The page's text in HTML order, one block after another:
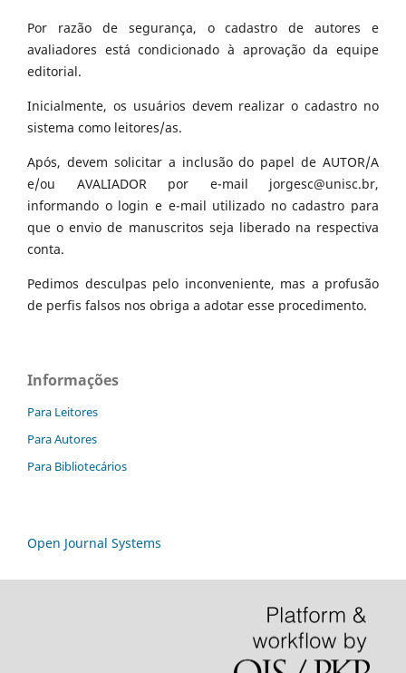
Por razão de segurança, o cadastro de autores e
avaliadores está condicionado à aprovação da equipe
editorial.
Inicialmente, os usuários devem realizar o cadastro no
sistema como leitores/as.
Após, devem solicitar a inclusão do papel de AUTOR/A
e/ou AVALIADOR por e-mail jorgesc@unisc.br,
informando o login e e-mail utilizado no cadastro para
que o envio de manuscritos seja liberado na respectiva
conta.
Pedimos desculpas pelo inconveniente, mas a profusão
de perfis falsos nos obriga a adotar esse procedimento.
Informações
Para Leitores
Para Autores
Para Bibliotecários
Open Journal Systems